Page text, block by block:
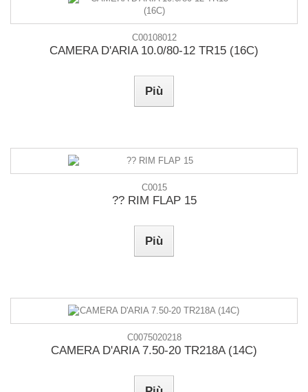
C00108012
CAMERA D'ARIA 10.0/80-12 TR15 (16C)
Più
C0015
?? RIM FLAP 15
Più
C0075020218
CAMERA D'ARIA 7.50-20 TR218A (14C)